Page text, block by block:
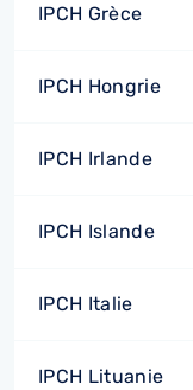
IPCH Grèce
IPCH Hongrie
IPCH Irlande
IPCH Islande
IPCH Italie
IPCH Lituanie